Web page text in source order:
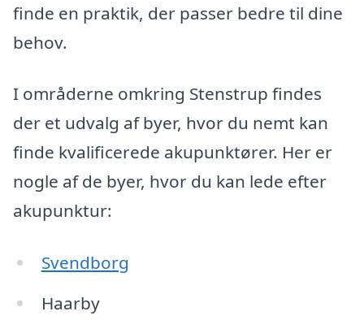
finde en praktik, der passer bedre til dine
behov.
I områderne omkring Stenstrup findes
der et udvalg af byer, hvor du nemt kan
finde kvalificerede akupunktører. Her er
nogle af de byer, hvor du kan lede efter
akupunktur:
Svendborg
Haarby